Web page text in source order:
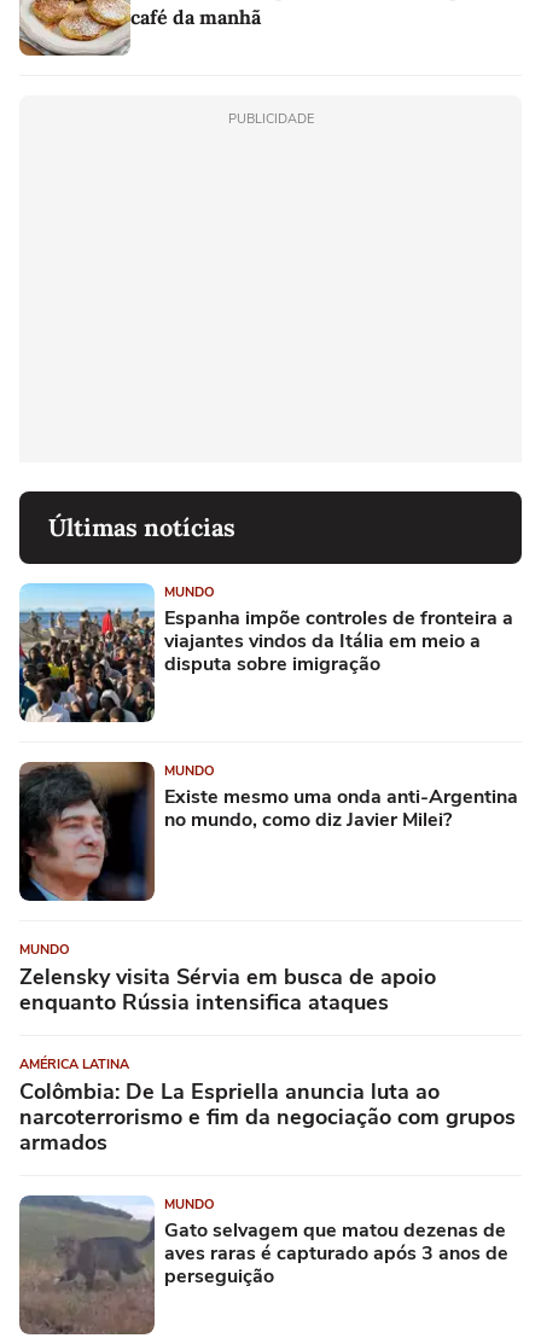
café da manhã
PUBLICIDADE
Últimas notícias
MUNDO
Espanha impõe controles de fronteira a
viajantes vindos da Itália em meio a
disputa sobre imigração
MUNDO
Existe mesmo uma onda anti-Argentina
no mundo, como diz Javier Milei?
MUNDO
Zelensky visita Sérvia em busca de apoio
enquanto Rússia intensifica ataques
AMÉRICA LATINA
Colômbia: De La Espriella anuncia luta ao
narcoterrorismo e fim da negociação com grupos
armados
MUNDO
Gato selvagem que matou dezenas de
aves raras é capturado após 3 anos de
perseguição